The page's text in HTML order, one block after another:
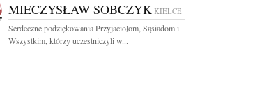
MIECZYSŁAW SOBCZYK KIELCE
Serdeczne podziękowania Przyjaciołom, Sąsiadom i
Wszystkim, którzy uczestniczyli w...